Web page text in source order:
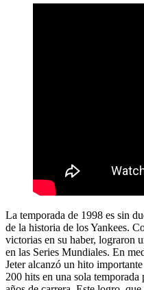
La temporada de 1998 es sin
de la historia de los Yankees.
victorias en su haber, lograron
en las Series Mundiales. En
Jeter alcanzó un hito
200 hits en una sola